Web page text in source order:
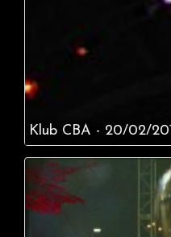
Klub CBA - 20/02/